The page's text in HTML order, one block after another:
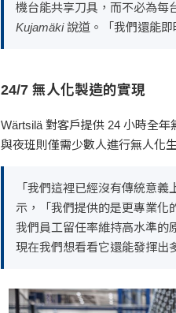
機台能共享刀具，而不必為每
Kujamäki 說道。「我們還能
24/7 無人化製造的實現
Wärtsilä 對客戶提供 24 小時全
與夜班則僅需少數人進行無人化
「我們這裡已經沒有傳統意
示，「我們提供的是更專業化
我們員工留任率維持高水準的
現在我們想看看它還能發揮出